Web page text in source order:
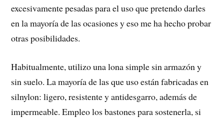
excesivamente pesadas para el uso que pretendo darles
en la mayoría de las ocasiones y eso me ha hecho probar
otras posibilidades.
Habitualmente, utilizo una lona simple sin armazón y
sin suelo. La mayoría de las que uso están fabricadas en
silnylon: ligero, resistente y antidesgarro, además de
impermeable. Empleo los bastones para sostenerla, si